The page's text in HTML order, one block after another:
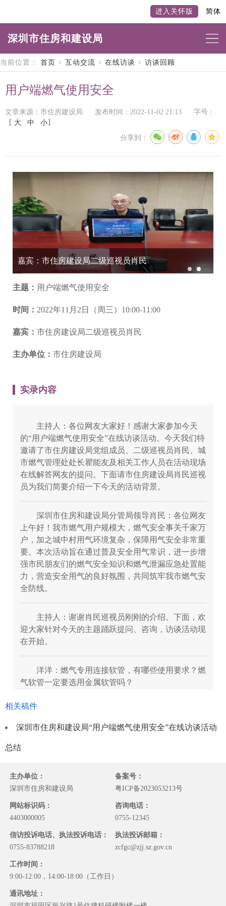
进入关怀版 简体
深圳市住房和建设局
当前位置： 首页 > 互动交流 > 在线访谈 > 访谈回顾
用户端燃气使用安全
文章来源：市住房建设局 发布时间：2022-11-02 21:13
字号：
【 大 中 小 】
分享到：
嘉宾：市住房建设局二级巡视员肖民
主题： ​用户端燃气使用安全
时间： 2022年11月2日（周三）10:00-11:00
嘉宾： 市住房建设局二级巡视员肖民
主办单位： 市住房建设局
实录内容
主持人：各位网友大家好！感谢大家参加今天
的“用户端燃气使用安全”在线访谈活动。今天我们特
邀请了市住房建设局党组成员、二级巡视员肖民、城
市燃气管理处处长瞿能友及相关工作人员在活动现场
在线解答网友的提问。下面请市住房建设局肖民巡视
员为我们简要介绍一下今天的活动背景。
深圳市住房和建设局分管局领导肖民：各位网友
上午好！我市燃气用户规模大，燃气安全事关千家万
户，加之城中村用气环境复杂，保障用气安全非常重
要。本次活动旨在通过普及安全用气常识，进一步增
强市民朋友们的燃气安全知识和燃气泄漏应急处置能
力，营造安全用气的良好氛围，共同筑牢我市燃气安
全防线。
主持人：谢谢肖民巡视员刚刚的介绍。下面，欢
迎大家针对今天的主题踊跃提问、咨询，访谈活动现
在开始。
洋洋：燃气专用连接软管，有哪些使用要求？燃
气软管一定要选用金属软管吗？
城市燃气管理处：根据《燃气工程项目规范》G
B55009-2021要求，燃气专用软管的使用年限不应低
理规则》GB17905-2008要求，使用天然气的热水器
外，软管长度不超过2米，不可穿越墙、门、窗等。
使用家用燃气胶管不符合现行《燃气工程项目规范》
什么，对人体有害吗？
城市燃气管理处：天然气的主要成分甲烷是无色
无味的可燃气体，为了确保用气安全，燃气企业按规
定添加了一定量的加臭剂，能发出臭鸡蛋的味道，使
人们在燃气发生泄漏时能及时察觉。目前使用的加臭
相关稿件
深圳市住房和建设局“用户端燃气使用安全”在线访谈活动
总结
主办单位：
深圳市住房和建设局
备案号：
粤ICP备2023053213号
网站标识码：
4403000005
咨询电话：
0755-12345
信访投诉电话、执法投诉电话：
0755-83788218
执法投诉邮箱：
zcfgc@zjj.sz.gov.cn
工作时间：
9:00-12:00，14:00-18:00（工作日）
通讯地址：